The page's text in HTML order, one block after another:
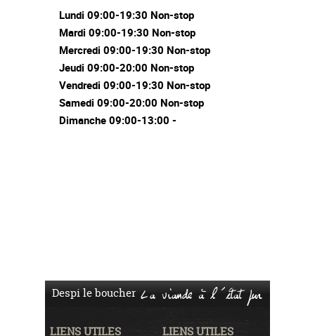
Lundi 09:00-19:30 Non-stop
Mardi 09:00-19:30 Non-stop
Mercredi 09:00-19:30 Non-stop
Jeudi 09:00-20:00 Non-stop
Vendredi 09:00-19:30 Non-stop
Samedi 09:00-20:00 Non-stop
Dimanche 09:00-13:00 -
Despi le boucher La viande à l'état pur
LIENS UTILES LIENS UTILES